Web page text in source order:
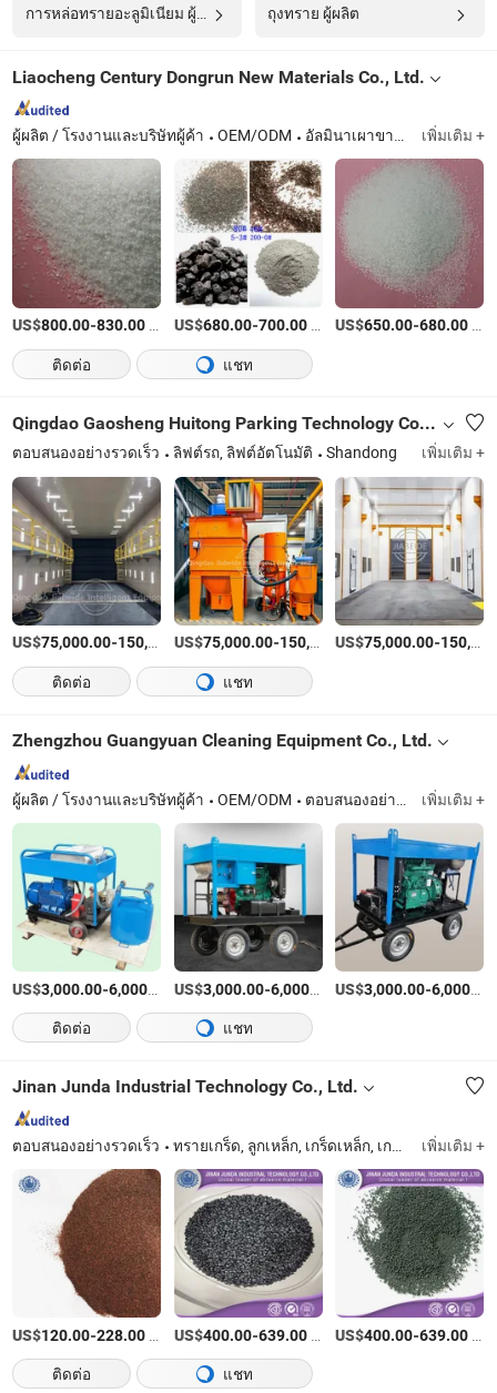
การหล่อทรายอะลูมิเนียม ผู้ผลิต ถุงทราย ผู้ผลิต
Liaocheng Century Dongrun New Materials Co., Ltd.
ผู้ผลิต / โรงงานและบริษัทผู้ค้า OEM/ODM อัลมินาเผาขาว, อัลมินาเผาสีน้ำตาล, อัลมินาเผาสีชมพู เพิ่มเติม +
US$800.00-830.00 US$680.00-700.00/ตัน US$650.00-680.00
ติดต่อ
แชท
Qingdao Gaosheng Huitong Parking Technology Co., Ltd.
ตอบสนองอย่างรวดเร็ว ลิฟต์รถ, ลิฟต์อัตโนมัติ Shandong เพิ่มเติม +
US$75,000.00-150,000.00 /บางส่วน
US$75,000.00-150,000.00 /บางส่วน
US$75,000.00-150,000.00
ติดต่อ แชท
Zhengzhou Guangyuan Cleaning Equipment Co., Ltd.
ผู้ผลิต / โรงงานและบริษัทผู้ค้า OEM/ODM ตอบสนองอย่างรวดเร็ว เพิ่มเติม +
US$3,000.00-6,000.00 /เตรียมตัว
US$3,000.00-6,000.00 /เตรียมตัว
US$3,000.00-6,000.00
ติดต่อ
แชท
Jinan Junda Industrial Technology Co., Ltd.
ตอบสนองอย่างรวดเร็ว ทรายเกร็ด, ลูกเหล็ก, เกร็ดเหล็ก, เกร็ดเหล็กสำหรับลูกปืน, ลูกเหล็กคาร์บอนต่ำ, ลูกเหล็กสแตนเลส, เครื่องพ่นทราย, ชุดพ่นทราย, หมวกพ่นทราย, ตู้พ่นทราย เพิ่มเติม +
US$120.00-228.00 US$400.00-639.00/ตัน US$400.00-639.00
ติดต่อ
แชท